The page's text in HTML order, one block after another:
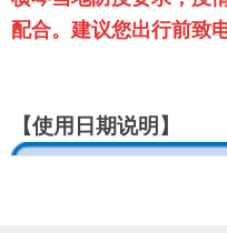
配合。建议您出行前致
【使用日期说明】